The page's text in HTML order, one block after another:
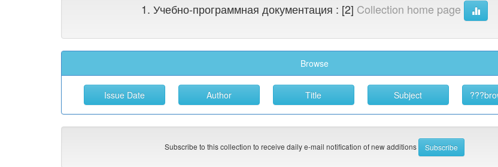
1. Учебно-программная документация : [2] Collection home page
Browse
Subscribe to this collection to receive daily e-mail notification of new additions